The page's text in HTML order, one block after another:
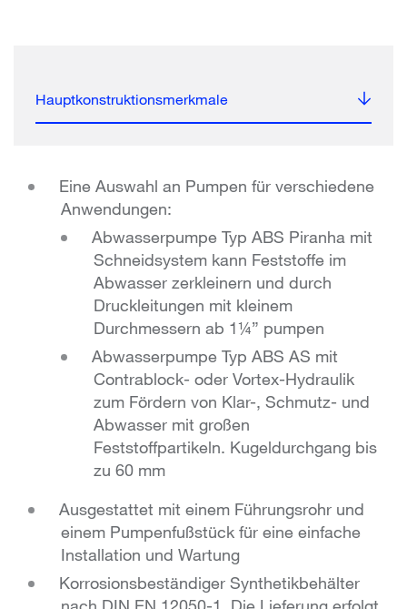
Hauptkonstruktionsmerkmale
Eine Auswahl an Pumpen für verschiedene
Anwendungen:
Abwasserpumpe Typ ABS Piranha mit
Schneidsystem kann Feststoffe im
Abwasser zerkleinern und durch
Druckleitungen mit kleinem
Durchmessern ab 1¼” pumpen
Abwasserpumpe Typ ABS AS mit
Contrablock- oder Vortex-Hydraulik
zum Fördern von Klar-, Schmutz- und
Abwasser mit großen
Feststoffpartikeln. Kugeldurchgang bis
zu 60 mm
Ausgestattet mit einem Führungsrohr und
einem Pumpenfußstück für eine einfache
Installation und Wartung
Korrosionsbeständiger Synthetikbehälter